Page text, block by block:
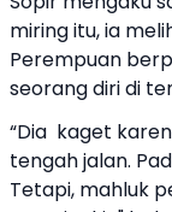
miring itu, ia
Perempuan
seorang diri di
“Dia kaget
tengah jalan.
Tetapi, mahluk